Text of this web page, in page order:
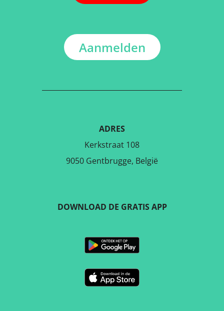
Aanmelden
ADRES
Kerkstraat 108
9050 Gentbrugge, België
DOWNLOAD DE GRATIS APP